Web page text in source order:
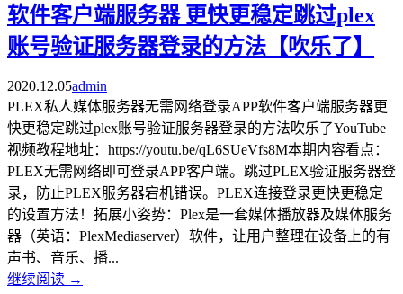
软件客户端服务器 更快更稳定跳过plex
账号验证服务器登录的方法【吹乐了】
2020.12.05admin
PLEX私人媒体服务器无需网络登录APP软件客户端服务器更
快更稳定跳过plex账号验证服务器登录的方法吹乐了YouTube
视频教程地址：https://youtu.be/qL6SUeVfs8M本期内容看点：
PLEX无需网络即可登录APP客户端。跳过PLEX验证服务器登
录，防止PLEX服务器宕机错误。PLEX连接登录更快更稳定
的设置方法！拓展小姿势：Plex是一套媒体播放器及媒体服务
器（英语：PlexMediaserver）软件，让用户整理在设备上的有
声书、音乐、播...
继续阅读 →